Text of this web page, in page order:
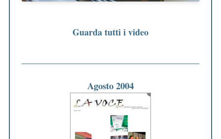
Guarda tutti i video
Agosto 2004